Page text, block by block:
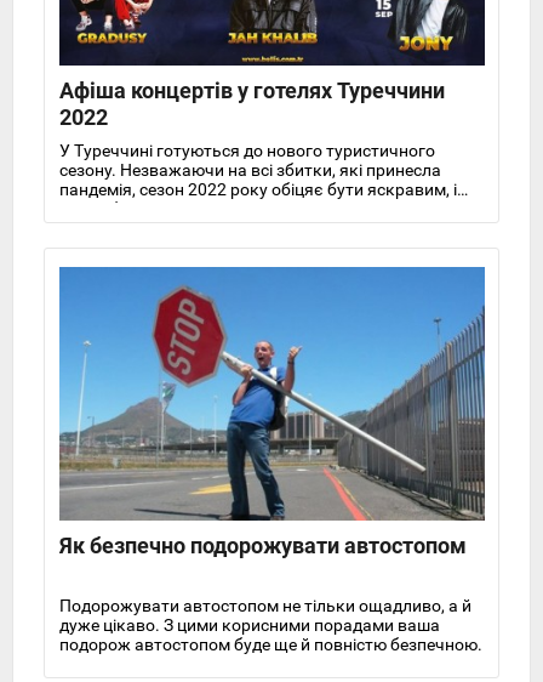
Афіша концертів у готелях Туреччини
2022
У Туреччині готуються до нового туристичного
сезону. Незважаючи на всі збитки, які принесла
пандемія, сезон 2022 року обіцяє бути яскравим, і
готелі будуть конкурувати за кожного гостя. Окрім
сервісу та різноманітного «Все включено» частина
готелів вже оголосили свою концертну програму.
Розважатимуть туристів зірки першої величини,
починаючи з травневих свят.
Як безпечно подорожувати автостопом
Подорожувати автостопом не тільки ощадливо, а й
дуже цікаво. З цими корисними порадами ваша
подорож автостопом буде ще й повністю безпечною.